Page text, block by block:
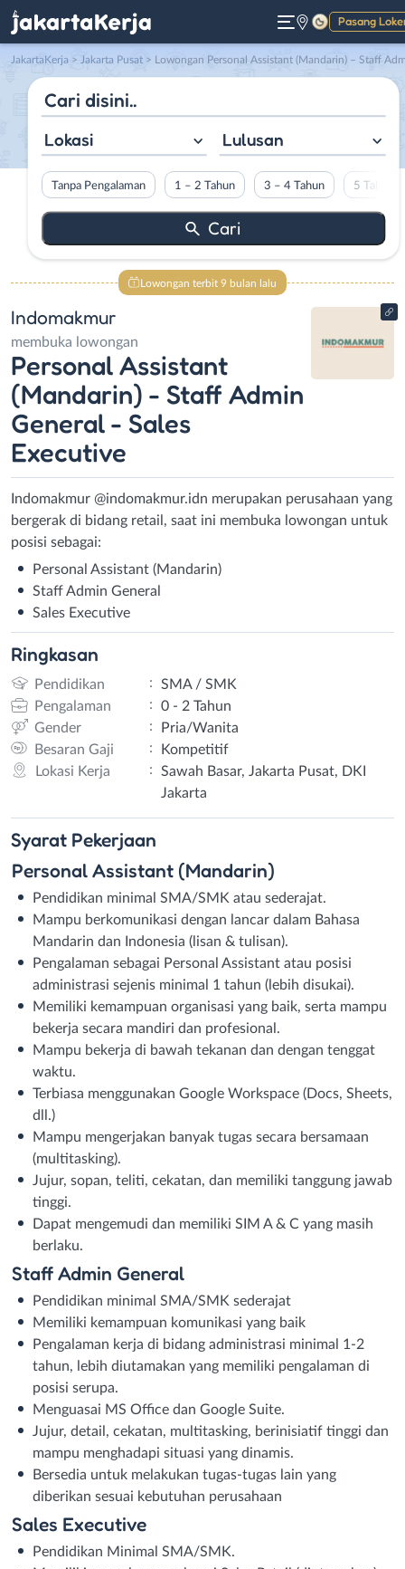
Pasang
Gelap
JakartaKerja > Jakarta Pusat > Lowongan Personal Assistant (Mandarin) – Staff Admin General – Sales Executive di
Lokasi Lulusan
Tanpa Pengalaman 1 – 2 Tahun 3 – 4 Tahun 5 Tahun
Lowongan terbit 9 bulan lalu
Indomakmur
membuka lowongan
Personal Assistant
(Mandarin) - Staff Admin
General - Sales
Executive
Indomakmur @indomakmur.idn merupakan perusahaan yang
bergerak di bidang retail, saat ini membuka lowongan untuk
posisi sebagai:
Personal Assistant (Mandarin)
Staff Admin General
Sales Executive
Ringkasan
Pendidikan :
SMA / SMK
Pengalaman
:
0 - 2 Tahun
Gender
:
Pria/Wanita
Besaran Gaji
:
Kompetitif
Lokasi Kerja
:
Sawah Basar, Jakarta Pusat, DKI
Jakarta
Syarat Pekerjaan
Personal Assistant (Mandarin)
Pendidikan minimal SMA/SMK atau sederajat.
Mampu berkomunikasi dengan lancar dalam Bahasa
Mandarin dan Indonesia (lisan & tulisan).
Pengalaman sebagai Personal Assistant atau posisi
administrasi sejenis minimal 1 tahun (lebih disukai).
Memiliki kemampuan organisasi yang baik, serta mampu
bekerja secara mandiri dan profesional.
Mampu bekerja di bawah tekanan dan dengan tenggat
waktu.
Terbiasa menggunakan Google Workspace (Docs, Sheets,
dll.)
Mampu mengerjakan banyak tugas secara bersamaan
(multitasking).
Jujur, sopan, teliti, cekatan, dan memiliki tanggung jawab
tinggi.
Dapat mengemudi dan memiliki SIM A & C yang masih
berlaku.
Staff Admin General
Pendidikan minimal SMA/SMK sederajat
Memiliki kemampuan komunikasi yang baik
Pengalaman kerja di bidang administrasi minimal 1-2
tahun, lebih diutamakan yang memiliki pengalaman di
posisi serupa.
Menguasai MS Office dan Google Suite.
Jujur, detail, cekatan, multitasking, berinisiatif tinggi dan
mampu menghadapi situasi yang dinamis.
Bersedia untuk melakukan tugas-tugas lain yang
diberikan sesuai kebutuhan perusahaan
Sales Executive
Pendidikan Minimal SMA/SMK.